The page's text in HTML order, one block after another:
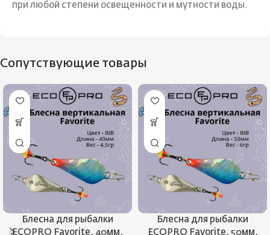
при любой степени освещенности и мутности воды.
Сопутствующие товары
Блесна для рыбалки
ECOPRO Favorite, 40мм,
Блесна для рыбалки
ECOPRO Favorite, 50мм,